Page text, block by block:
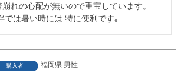
れの心配が無いので重宝しています。
では暑い時には 特に便利です｡
購入者 福岡県 男性